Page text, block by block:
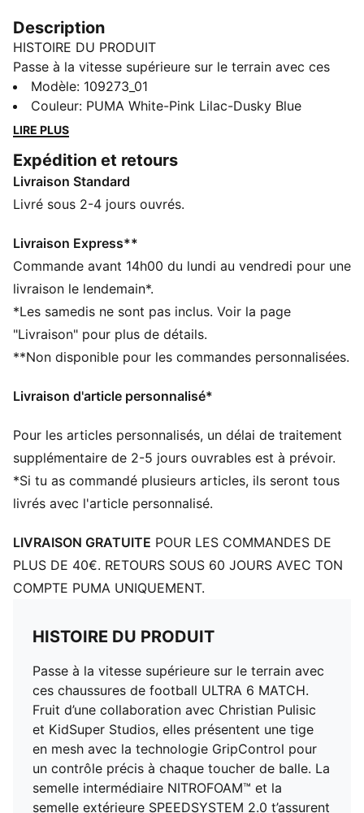
Description
HISTOIRE DU PRODUIT
Passe à la vitesse supérieure sur le terrain avec ces
chaussures de football ULTRA 6 MATCH. Fruit d’une
collaboration avec Christian Pulisic et KidSuper
Studios, elles présentent une tige en mesh avec la
chaque toucher de balle. La semelle intermédiaire
NITROFOAM™ et la semelle extérieure
SPEEDSYSTEM 2.0 t’assurent des accélérations
CARACTÉRISTIQUES + AVANTAGES
SKILL : tige avec technologie GripControl offrant une
adhérence exceptionnelle pour un toucher de ballon
DÉTAILS
Conçu pour : le football
Largeur : Étroite
Surface : pour terrain dur et gazon artificiel
chaque appui
Crampons FastTrax avec crampons arrondis sur le
côté extérieur
Structure de renfort légère pour stabiliser le pied à
l’intérieur de la chaussure
Technologie NITROFOAM™ de mousse avec de l’azote
toute légèreté
Modèle: 109273_01
Couleur: PUMA White-Pink Lilac-Dusky Blue
LIRE PLUS
Expédition et retours
Livraison Standard
Livré sous 2-4 jours ouvrés.
Livraison Express**
Commande avant 14h00 du lundi au vendredi pour une
livraison le lendemain*.
*Les samedis ne sont pas inclus. Voir la page
"Livraison" pour plus de détails.
**Non disponible pour les commandes personnalisées.
Livraison d'article personnalisé*
Pour les articles personnalisés, un délai de traitement
supplémentaire de 2-5 jours ouvrables est à prévoir.
*Si tu as commandé plusieurs articles, ils seront tous
livrés avec l'article personnalisé.
LIVRAISON GRATUITE POUR LES COMMANDES DE
PLUS DE 40€. RETOURS SOUS 60 JOURS AVEC TON
COMPTE PUMA UNIQUEMENT.
HISTOIRE DU PRODUIT
Passe à la vitesse supérieure sur le terrain avec
ces chaussures de football ULTRA 6 MATCH.
Fruit d’une collaboration avec Christian Pulisic
et KidSuper Studios, elles présentent une tige
en mesh avec la technologie GripControl pour
un contrôle précis à chaque toucher de balle. La
semelle intermédiaire NITROFOAM™ et la
semelle extérieure SPEEDSYSTEM 2.0 t’assurent